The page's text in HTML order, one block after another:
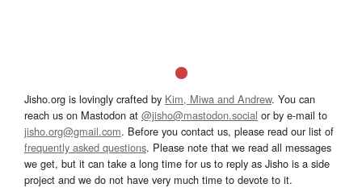
Jisho.org is lovingly crafted by Kim, Miwa and Andrew. You can
reach us on Mastodon at @jisho@mastodon.social or by e-mail to
jisho.org@gmail.com. Before you contact us, please read our list of
frequently asked questions. Please note that we read all messages
we get, but it can take a long time for us to reply as Jisho is a side
project and we do not have very much time to devote to it.